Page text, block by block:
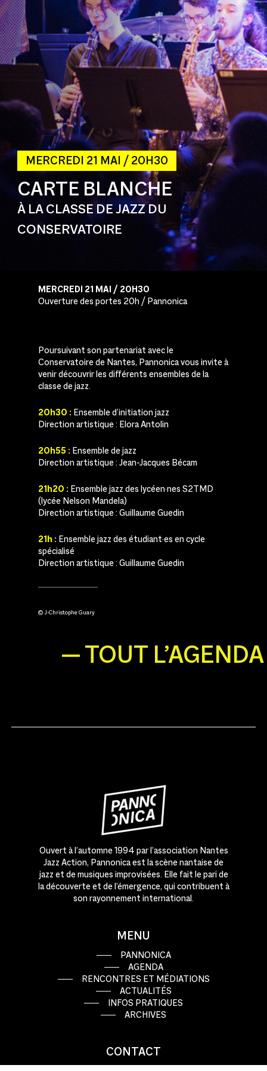
MERCREDI 21 MAI / 20H30
CARTE BLANCHE
À LA CLASSE DE JAZZ DU
CONSERVATOIRE
MERCREDI 21 MAI / 20H30
Ouverture des portes 20h / Pannonica
Poursuivant son partenariat avec le
Conservatoire de Nantes, Pannonica vous invite à
venir découvrir les différents ensembles de la
classe de jazz.
20h30 : Ensemble d’initiation jazz
Direction artistique : Elora Antolin
20h55 : Ensemble de jazz
Direction artistique : Jean-Jacques Bécam
21h20 : Ensemble jazz des lycéen·nes S2TMD
(lycée Nelson Mandela)
Direction artistique : Guillaume Guedin
21h : Ensemble jazz des étudiant·es en cycle
spécialisé
Direction artistique : Guillaume Guedin
© J-Christophe Guary
— TOUT L’AGENDA
Ouvert à l’automne 1994 par l’association Nantes
Jazz Action, Pannonica est la scène nantaise de
jazz et de musiques improvisées. Elle fait le pari de
la découverte et de l’émergence, qui contribuent à
son rayonnement international.
MENU
PANNONICA
AGENDA
RENCONTRES ET MÉDIATIONS
ACTUALITÉS
INFOS PRATIQUES
ARCHIVES
CONTACT